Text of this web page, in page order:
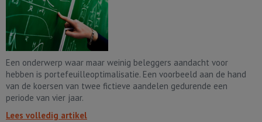
Een onderwerp waar maar weinig beleggers aandacht voor
hebben is portefeuilleoptimalisatie. Een voorbeeld aan de hand
van de koersen van twee fictieve aandelen gedurende een
periode van vier jaar.
Lees volledig artikel